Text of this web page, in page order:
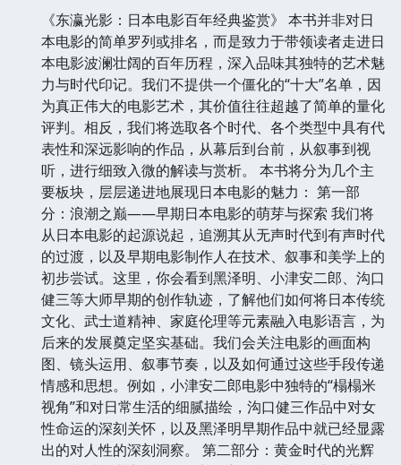
《东瀛光影：日本电影百年经典鉴赏》 本书并非对日
本电影的简单罗列或排名，而是致力于带领读者走进日
本电影波澜壮阔的百年历程，深入品味其独特的艺术魅
力与时代印记。我们不提供一个僵化的“十大”名单，因
为真正伟大的电影艺术，其价值往往超越了简单的量化
评判。相反，我们将选取各个时代、各个类型中具有代
表性和深远影响的作品，从幕后到台前，从叙事到视
听，进行细致入微的解读与赏析。 本书将分为几个主
要板块，层层递进地展现日本电影的魅力： 第一部
分：浪潮之巅——早期日本电影的萌芽与探索 我们将
从日本电影的起源说起，追溯其从无声时代到有声时代
的过渡，以及早期电影制作人在技术、叙事和美学上的
初步尝试。这里，你会看到黑泽明、小津安二郎、沟口
健三等大师早期的创作轨迹，了解他们如何将日本传统
文化、武士道精神、家庭伦理等元素融入电影语言，为
后来的发展奠定坚实基础。我们会关注电影的画面构
图、镜头运用、叙事节奏，以及如何通过这些手段传递
情感和思想。例如，小津安二郎电影中独特的“榻榻米
视角”和对日常生活的细腻描绘，沟口健三作品中对女
性命运的深刻关怀，以及黑泽明早期作品中就已经显露
出的对人性的深刻洞察。 第二部分：黄金时代的光辉